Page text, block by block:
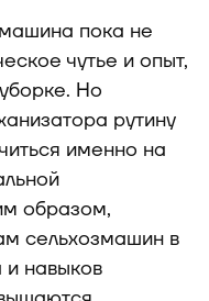
пока не
чутье и опыт,
Но
рутину
именно на
образом,
сельхозмашин в
и навыков